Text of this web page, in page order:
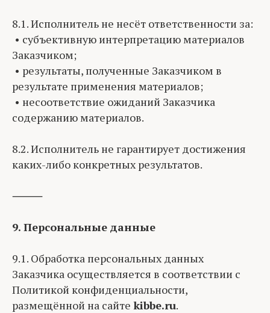
8.1. Исполнитель не несёт ответственности за:
• субъективную интерпретацию материалов
Заказчиком;
• результаты, полученные Заказчиком в
результате применения материалов;
• несоответствие ожиданий Заказчика
содержанию материалов.
8.2. Исполнитель не гарантирует достижения
каких-либо конкретных результатов.
⸻
9. Персональные данные
9.1. Обработка персональных данных
Заказчика осуществляется в соответствии с
Политикой конфиденциальности,
размещённой на сайте kibbe.ru.